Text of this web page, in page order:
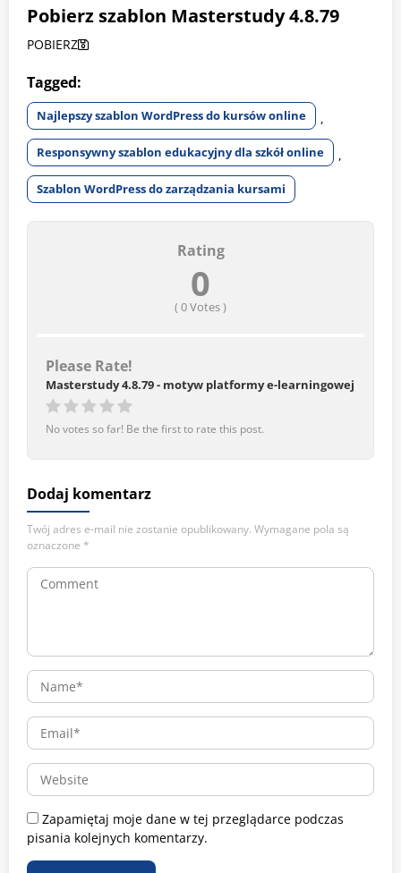
Pobierz szablon Masterstudy 4.8.79
POBIERZ
Tagged:
Najlepszy szablon WordPress do kursów online ,
Responsywny szablon edukacyjny dla szkół online ,
Szablon WordPress do zarządzania kursami
Rating
0
( 0Votes )
Please Rate!
Masterstudy 4.8.79 - motyw platformy e-learningowej
No votes so far! Be the first to rate this post.
Dodaj komentarz
Twój adres e-mail nie zostanie opublikowany. Wymagane pola są
oznaczone *
Zapamiętaj moje dane w tej przeglądarce podczas
pisania kolejnych komentarzy.